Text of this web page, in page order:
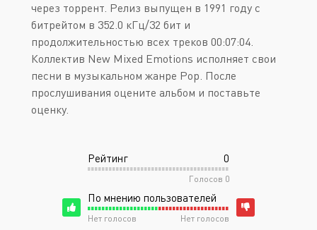
через торрент. Релиз выпущен в 1991 году с
битрейтом в 352.0 кГц/32 бит и
продолжительностью всех треков 00:07:04.
Коллектив New Mixed Emotions исполняет свои
песни в музыкальном жанре Pop. После
прослушивания оцените альбом и поставьте
оценку.
Рейтинг 0
Голосов 0
По мнению пользователей
Нет голосов Нет голосов